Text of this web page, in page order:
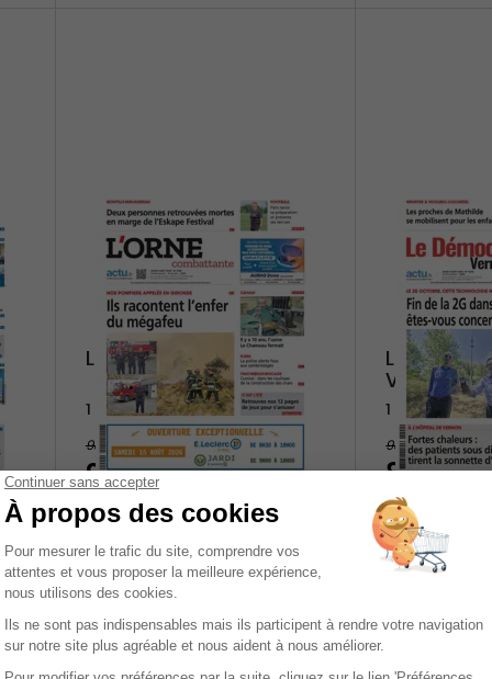
L'Orne Combattante
1 an
98,80 €
91,20 € -8%
Ajouter au panier
Le
1 an
93,60 €
86,40 €